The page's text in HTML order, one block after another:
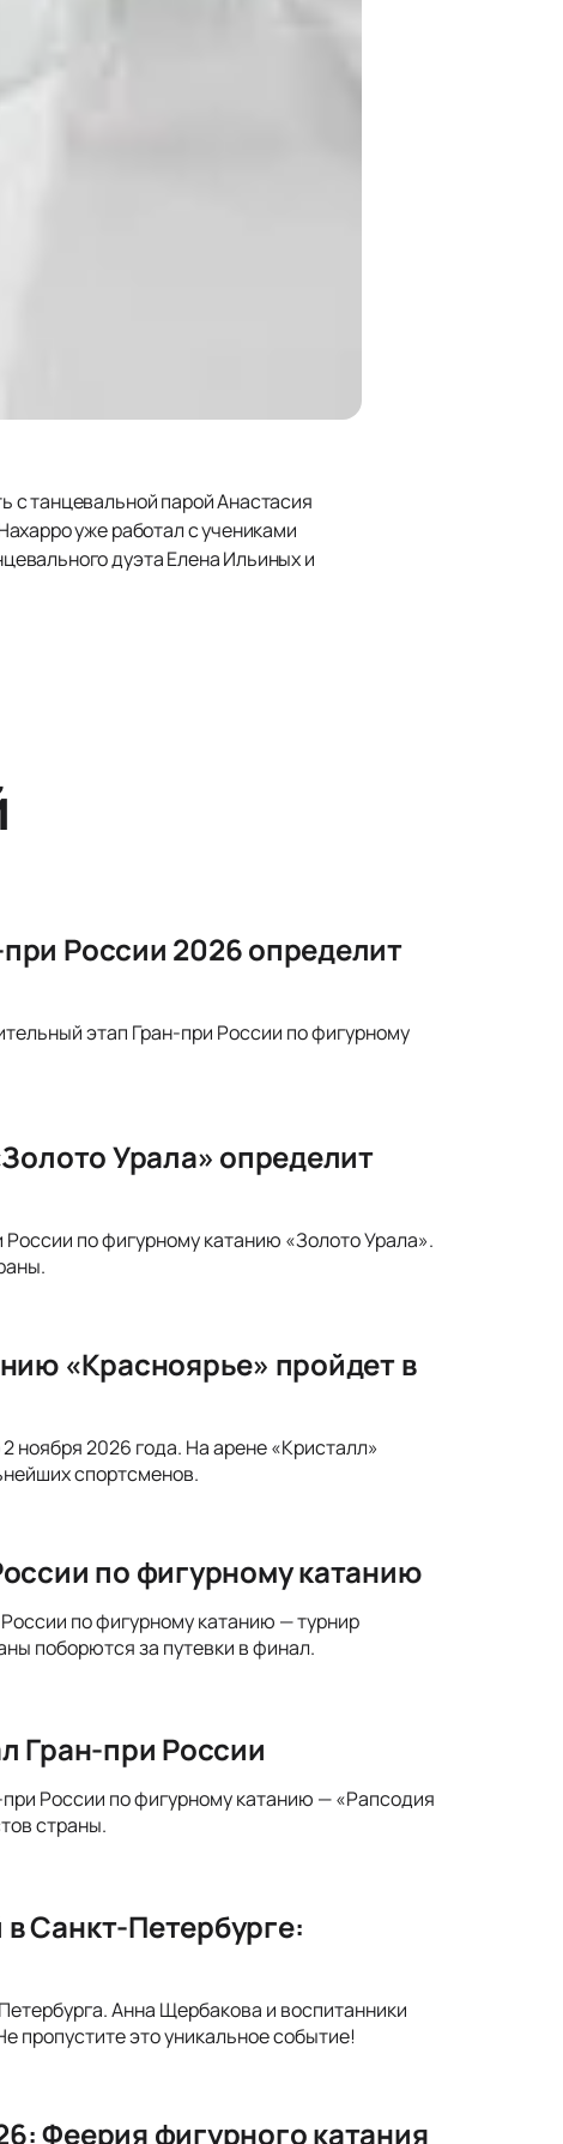
с танцевальной парой Анастасия
уже работал с учениками
дуэта Елена Ильиных и
России 2026 определит
этап Гран-при России по фигурному
Урала» определит
по фигурному катанию «Золото Урала».
«Красноярье» пройдет в
ноября 2026 года. На арене «Кристалл»
спортсменов.
по фигурному катанию
по фигурному катанию — турнир
поборются за путевки в финал.
Гран-при России
России по фигурному катанию — «Рапсодия
страны.
Санкт-Петербурге:
Анна Щербакова и воспитанники
это уникальное событие!
Феерия фигурного катания